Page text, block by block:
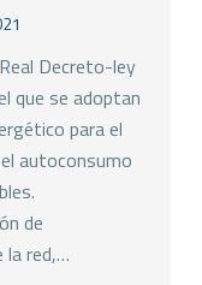
Decreto-ley
que se adoptan
para el
autoconsumo
de
la red,…